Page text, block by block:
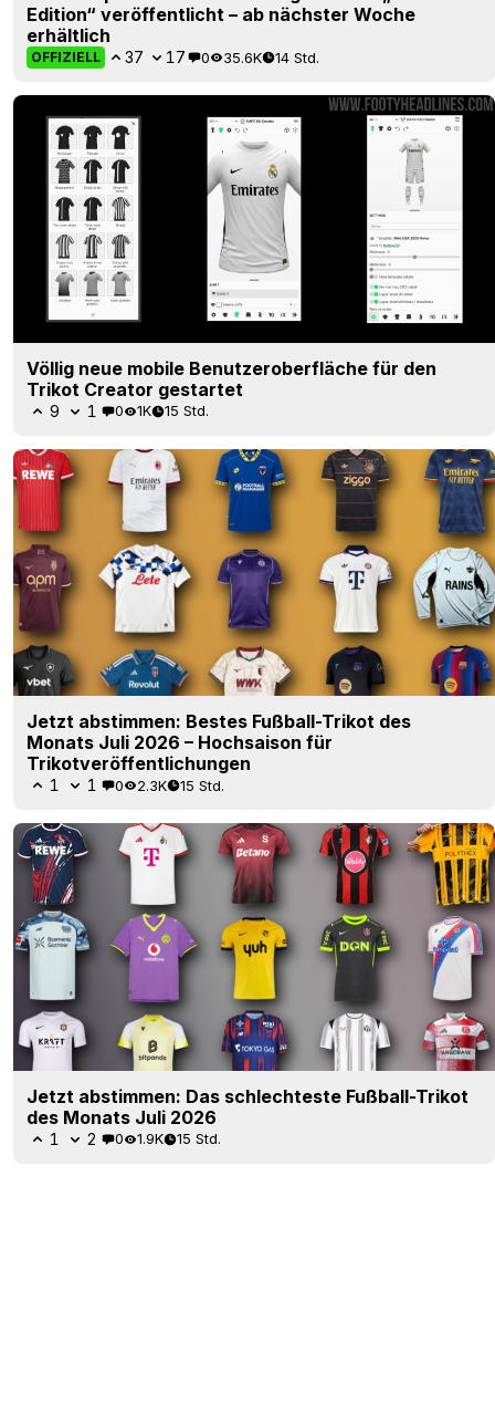
Edition“ veröffentlicht – ab nächster Woche
erhältlich
OFFIZIELL 37 17 0 35.6K 14 Std.
Völlig neue mobile Benutzeroberfläche für den
Trikot Creator gestartet
9 1 0 1K 15 Std.
Jetzt abstimmen: Bestes Fußball-Trikot des
Monats Juli 2026 – Hochsaison für
Trikotveröffentlichungen
1 1 0 2.3K 15 Std.
Jetzt abstimmen: Das schlechteste Fußball-Trikot
des Monats Juli 2026
1 2 0 1.9K 15 Std.